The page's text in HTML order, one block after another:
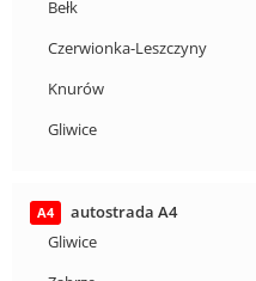
Bełk
Czerwionka-Leszczyny
Knurów
Gliwice
A4
autostrada A4
Gliwice